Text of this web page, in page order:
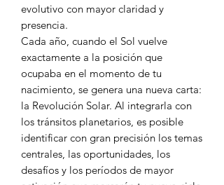
evolutivo con mayor claridad y
presencia.
Cada año, cuando el Sol vuelve
exactamente a la posición que
ocupaba en el momento de tu
nacimiento, se genera una nueva carta:
la Revolución Solar. Al integrarla con
los tránsitos planetarios, es posible
identificar con gran precisión los temas
centrales, las oportunidades, los
desafíos y los períodos de mayor